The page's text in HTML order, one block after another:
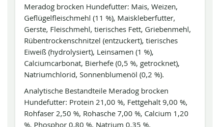
Meradog brocken Hundefutter: Mais, Weizen,
Geflügelfleischmehl (11 %), Maiskleberfutter,
Gerste, Fleischmehl, tierisches Fett, Griebenmehl,
Rübentrockenschnitzel (entzuckert), tierisches
Eiweiß (hydrolysiert), Leinsamen (1 %),
Calciumcarbonat, Bierhefe (0,5 %, getrocknet),
Natriumchlorid, Sonnenblumenöl (0,2 %).
Analytische Bestandteile Meradog brocken
Hundefutter: Protein 21,00 %, Fettgehalt 9,00 %,
Rohfaser 2,50 %, Rohasche 7,00 %, Calcium 1,20
%, Phosphor 0,80 %, Natrium 0,35 %.